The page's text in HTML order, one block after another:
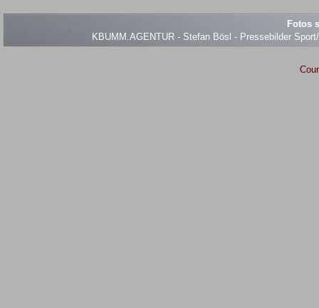
Fotos
KBUMM.AGENTUR - Stefan Bösl - Pressebilder